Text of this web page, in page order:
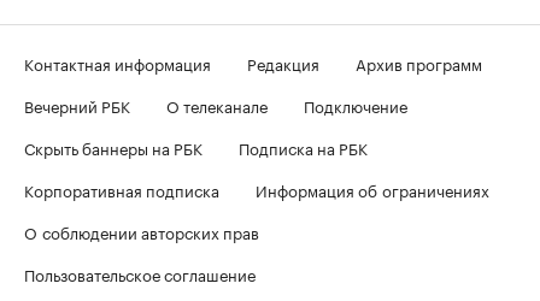
Контактная информация Редакция
Архив программ
Вечерний РБК
О телеканале
Подключение
Скрыть баннеры на РБК
Подписка на РБК
Корпоративная подписка
Информация об ограничениях
О соблюдении авторских прав
Пользовательское соглашение